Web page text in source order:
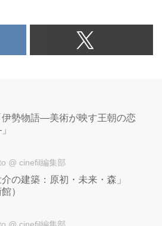
伊勢物語―美術が映す王朝の恋
@ cinefil編集部
介の建築：原初・未来・森」
）
@ cinefil編集部